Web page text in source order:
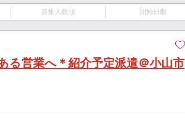
募集人数順 開始日順
る営業へ＊紹介予定派遣＠小山市